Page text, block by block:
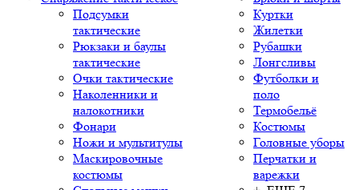
Подсумки
тактические
Рюкзаки и баулы
тактические
Очки тактические
Наколенники и
налокотники
Фонари
Ножи и мультитулы
Маскировочные
костюмы
Куртки
Жилетки
Рубашки
Лонгсливы
Футболки и
поло
Термобельё
Костюмы
Головные уборы
Перчатки и
варежки